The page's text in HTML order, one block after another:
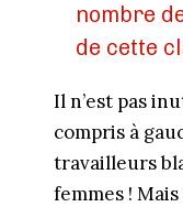
nombre
de cette
Il n’est pas
compris à
travailleurs
femmes !